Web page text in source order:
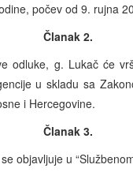
počev od 9. rujna
Članak 2.
odluke, g. Lukač će
u skladu sa
i Hercegovine.
Članak 3.
objavljuje u